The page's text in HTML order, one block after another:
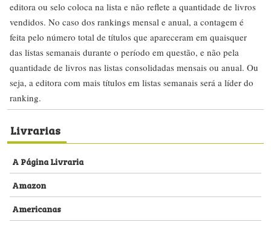
editora ou selo coloca na lista e não reflete a quantidade de livros
vendidos. No caso dos rankings mensal e anual, a contagem é
feita pelo número total de títulos que apareceram em quaisquer
das listas semanais durante o período em questão, e não pela
quantidade de livros nas listas consolidadas mensais ou anual. Ou
seja, a editora com mais títulos em listas semanais será a líder do
ranking.
Livrarias
A Página Livraria
Amazon
Americanas